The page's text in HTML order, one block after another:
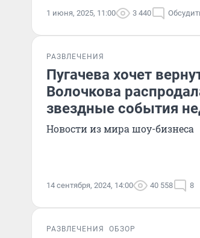
1 июня, 2025, 11:00 3 440
РАЗВЛЕЧЕНИЯ
Пугачева хочет
Волочкова
звездные события
Новости из мира шоу-бизнеса
14 сентября, 2024, 14:00 40 558 8
РАЗВЛЕЧЕНИЯ ОБЗОР